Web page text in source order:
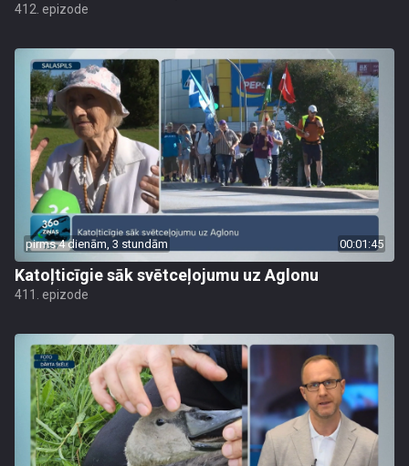
412. epizode
pirms 4 dienām, 3 stundām 00:01:45
Katoļticīgie sāk svētceļojumu uz Aglonu
411. epizode